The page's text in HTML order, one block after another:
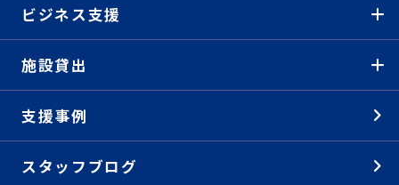
ビジネス支援
施設貸出
支援事例
スタッフブログ